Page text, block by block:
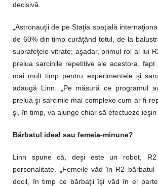
decisivă.
„Astronauţii de pe Staţia spaţială
de 60% din timp curăţând totul, de la
suprafeţele vitrate; aşadar, primul rol al lui
prelua sarcinile repetitive ale acestora,
mai mult timp pentru experimentele şi
adaugă Linn. „Pe măsură ce programul
prelua şi sarcinile mai complexe cum ar fi
şi, în timp, va ajunge chiar să efectueze ieşiri
Bărbatul ideal sau femeia-minune?
Linn spune că, deşi este un robot,
personalitate. „Femeile văd în R2
docil, în timp ce bărbaţii îşi văd în el